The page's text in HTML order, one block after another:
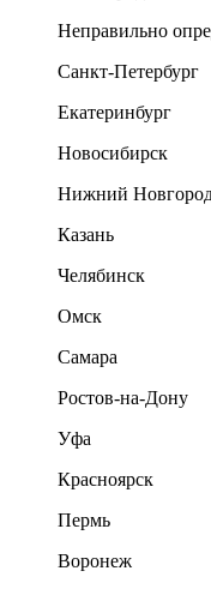
Неправильно
Санкт-Петербург
Екатеринбург
Новосибирск
Нижний
Казань
Челябинск
Омск
Самара
Ростов-на-Дону
Уфа
Красноярск
Пермь
Воронеж